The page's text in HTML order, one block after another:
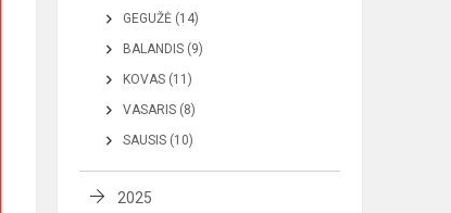
GEGUŽĖ (14)
BALANDIS (9)
KOVAS (11)
VASARIS (8)
SAUSIS (10)
2025